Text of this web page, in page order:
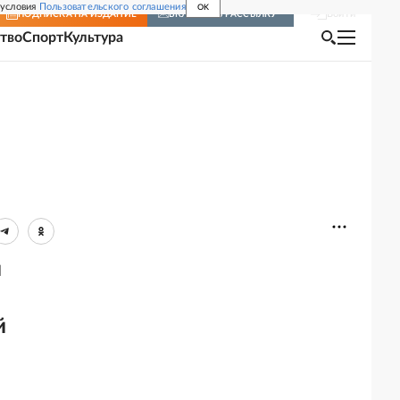
Пользовательского соглашения OK
ПОДПИСКА НА ИЗДАНИЕ ВКЛЮЧИТЬ РАССЫЛКУ
СпортКультура